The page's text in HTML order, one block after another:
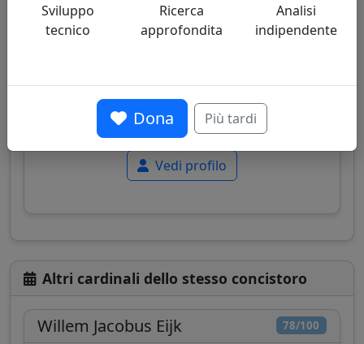
conservatrici sulla dottrina e la liturgia,
cercando allo stesso tempo l'unità in un
contesto ecclesiale diviso.
Vedi profilo
Altri cardinali dello stesso concistoro
78/100
Willem Jacobus Eijk
Sviluppo
tecnico
Ricerca
approfondita
Analisi
indipendente
Dona Più tardi